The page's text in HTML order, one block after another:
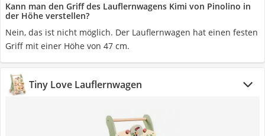
Kann man den Griff des Lauflernwagens Kimi von Pinolino in
der Höhe verstellen?
Nein, das ist nicht möglich. Der Lauflernwagen hat einen festen
Griff mit einer Höhe von 47 cm.
Tiny Love Lauflernwagen